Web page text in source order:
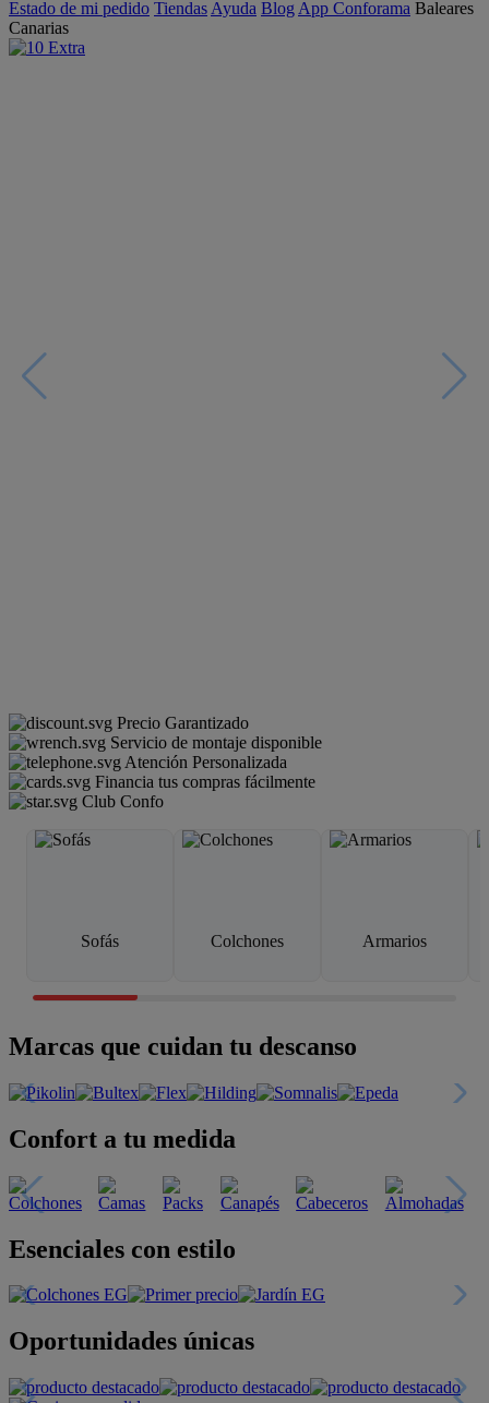
Estado de mi pedido Tiendas Ayuda Blog App Conforama Baleares
Canarias
Precio Garantizado
Servicio de montaje disponible
Atención Personalizada
Financia tus compras fácilmente
Club Confo
Sofás Colchones Armarios
Marcas que cuidan tu descanso
Confort a tu medida
Esenciales con estilo
Oportunidades únicas